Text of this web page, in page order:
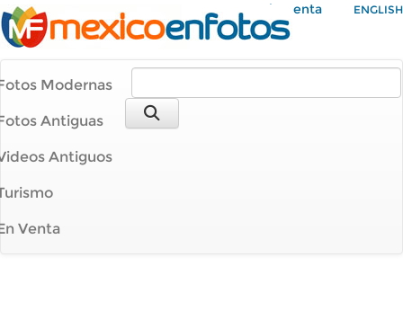
Mi Cuenta ENGLISH
Modernas
Antiguas
Antiguos
Venta